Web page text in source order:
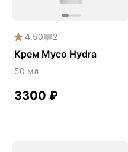
4.50 2
Крем Myco Hydra
50 мл
3300 ₽